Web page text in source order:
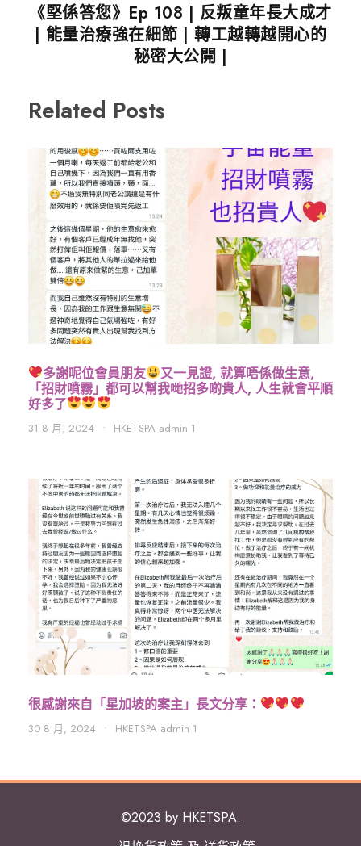
《堅係答您》Ep 108 | 反叛童年長大成才
| 能量治療強在細節 | 轉工越轉越開心的
秘密大公開 |
Related Posts
多謝呢位會員朋友
又一見證, 就算唔係做生意,
「招財噴霧」都可以幫我哋招多啲貴人, 人生就會平順
好多了
31 8 月, 2024 • HKETSPA admin 1
很感謝來自「星加坡的案主」長文分享：
30 8 月, 2024 • HKETSPA admin 1
©2023 by HKETSPA.